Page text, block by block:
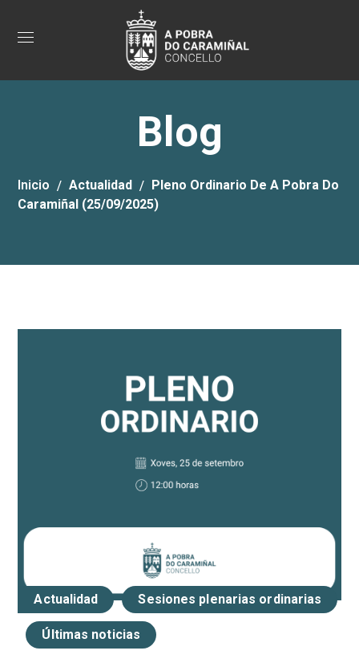
Blog
Inicio Actualidad
Pleno Ordinario De A Pobra Do
Caramiñal (25/09/2025)
Actualidad Sesiones plenarias ordinarias
Últimas noticias